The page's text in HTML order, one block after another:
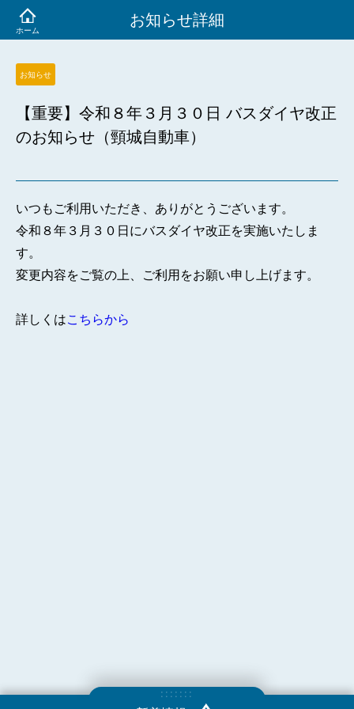
お知らせ詳細
お知らせ
【重要】令和８年３月３０日 バスダイヤ改正
のお知らせ（頸城自動車）
いつもご利用いただき、ありがとうございます。
令和８年３月３０日にバスダイヤ改正を実施いたしま
す。
変更内容をご覧の上、ご利用をお願い申し上げます。
詳しくはこちらから